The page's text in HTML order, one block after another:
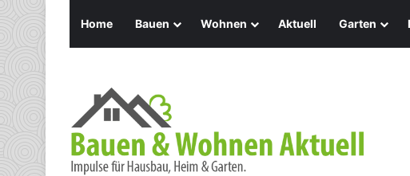
Home Bauen Wohnen Aktuell Garten